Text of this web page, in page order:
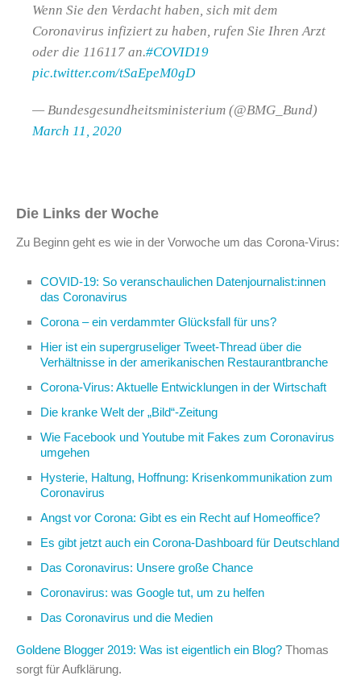
Wenn Sie den Verdacht haben, sich mit dem
Coronavirus infiziert zu haben, rufen Sie Ihren Arzt
oder die 116117 an.#COVID19
pic.twitter.com/tSaEpeM0gD
— Bundesgesundheitsministerium (@BMG_Bund)
March 11, 2020
Die Links der Woche
Zu Beginn geht es wie in der Vorwoche um das Corona-Virus:
COVID-19: So veranschaulichen Datenjournalist:innen
das Coronavirus
Corona – ein verdammter Glücksfall für uns?
Hier ist ein supergruseliger Tweet-Thread über die
Verhältnisse in der amerikanischen Restaurantbranche
Corona-Virus: Aktuelle Entwicklungen in der Wirtschaft
Die kranke Welt der „Bild“-Zeitung
Wie Facebook und Youtube mit Fakes zum Coronavirus
umgehen
Hysterie, Haltung, Hoffnung: Krisenkommunikation zum
Coronavirus
Angst vor Corona: Gibt es ein Recht auf Homeoffice?
Es gibt jetzt auch ein Corona-Dashboard für Deutschland
Das Coronavirus: Unsere große Chance
Coronavirus: was Google tut, um zu helfen
Das Coronavirus und die Medien
Goldene Blogger 2019: Was ist eigentlich ein Blog? Thomas
sorgt für Aufklärung.